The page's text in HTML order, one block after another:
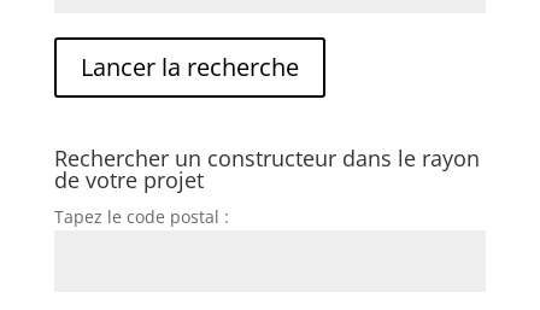
Rechercher un constructeur dans le rayon
de votre projet
Tapez le code postal :